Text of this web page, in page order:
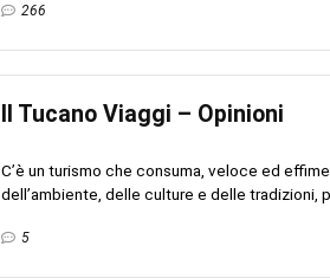
266
Il Tucano Viaggi – Opinioni
C’è un turismo che consuma, veloce ed
dell’ambiente, delle culture e delle tradizioni,
5